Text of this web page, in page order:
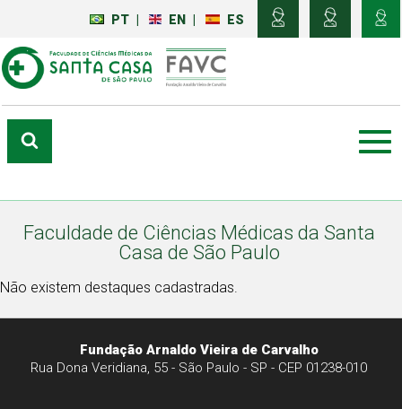
PT EN ES
Faculdade de Ciências Médicas da Santa
Casa de São Paulo
Não existem destaques cadastradas.
Fundação Arnaldo Vieira de Carvalho
Rua Dona Veridiana, 55 - São Paulo - SP - CEP 01238-010